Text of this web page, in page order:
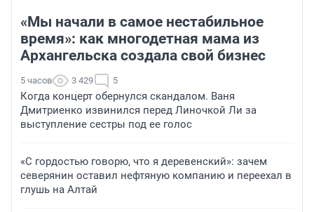
«Мы начали в самое нестабильное
время»: как многодетная мама из
Архангельска создала свой бизнес
5 часов 3 429 5
Когда концерт обернулся скандалом. Ваня
Дмитриенко извинился перед Линочкой Ли за
выступление сестры под ее голос
«С гордостью говорю, что я деревенский»: зачем
северянин оставил нефтяную компанию и переехал в
глушь на Алтай